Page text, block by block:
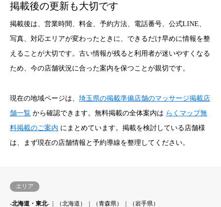
掲載後の更新も大切です
掲載後は、営業時間、料金、予約方法、電話番号、公式LINE、
写真、対応エリアが変わったときに、できるだけ早めに情報を整
えることが大切です。古い情報が残ると利用者が迷いやすくなる
ため、今の店舗状況に合った案内を保つことが親切です。
現在の地域ページは、 埼玉県の掲載準備店舗のマッサージ掲載店
舗一覧 から確認できます。無料掲載の全体案内は らくマップ無
料掲載のご案内 にまとめています。掲載を検討している店舗様
は、まず現在の店舗情報と予約導線を整理してください。
エリア
-北海道・東北- （北海道） （青森県）
（岩手県）